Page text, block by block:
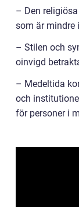
– Den
som är mindre
– Stilen och
oinvigd
– Medeltida
och
för personer i